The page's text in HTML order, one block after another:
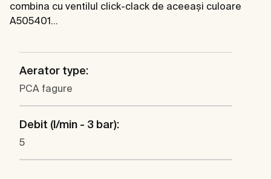
combina cu ventilul click-clack de aceeași culoare
A505401...
Aerator type:
PCA fagure
Debit (l/min - 3 bar):
5